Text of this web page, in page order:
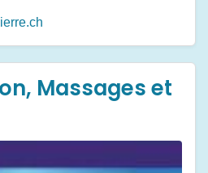
Massages et